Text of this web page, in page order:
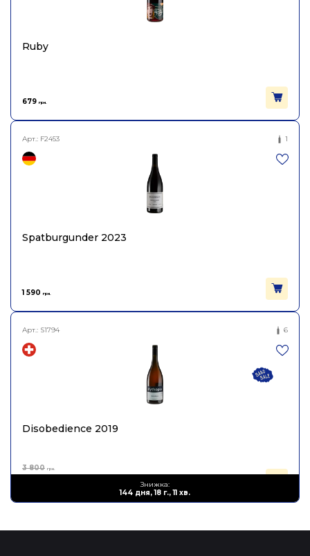
Ruby
679 грн.
Арт.: F2453 1
Spatburgunder 2023
1 590 грн.
Арт.: S1794
Знижка:
144 дня, 18 г., 11 хв.
6
Disobedience 2019
3 800 грн.